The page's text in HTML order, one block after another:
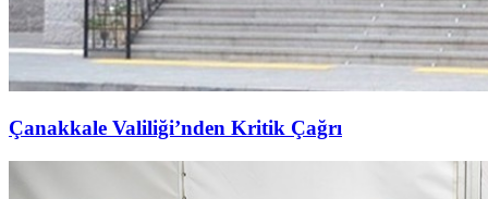
Çanakkale Valiliği’nden Kritik Çağrı